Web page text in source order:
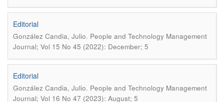
Editorial
González Candia, Julio. People and Technology Management
Journal; Vol 15 No 45 (2022): December; 5
Editorial
González Candia, Julio. People and Technology Management
Journal; Vol 16 No 47 (2023): August; 5